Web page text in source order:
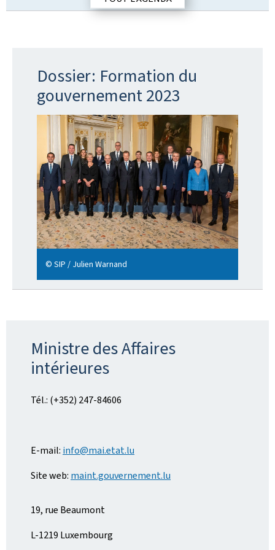
a
Dossier: Formation du
gouvernement 2023
© SIP / Julien Warnand
Ministre des Affaires
intérieures
Tél.: (+352) 247-84606
E-mail: info@mai.etat.lu
Site web: maint.gouvernement.lu
19, rue Beaumont
L-1219 Luxembourg